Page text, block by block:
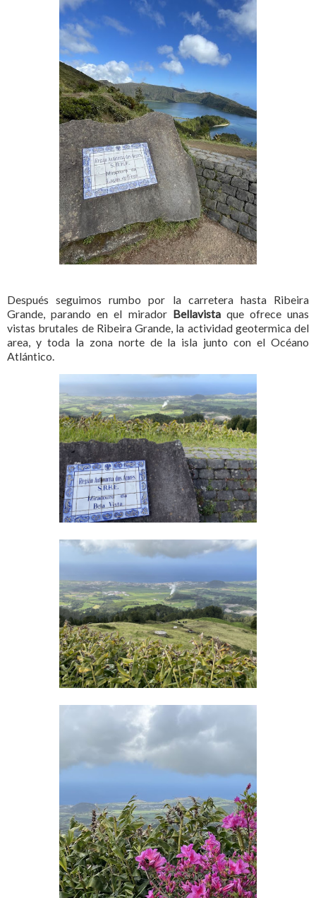
Después seguimos rumbo por la carretera hasta Ribeira
Grande, parando en el mirador Bellavista que ofrece unas
vistas brutales de Ribeira Grande, la actividad geotermica del
area, y toda la zona norte de la isla junto con el Océano
Atlántico.